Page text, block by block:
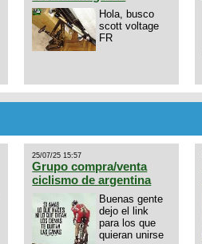
Hola, busco
scott voltage
FR
25/07/25 15:57
Grupo compra/venta
ciclismo de argentina
Buenas gente
dejo el link
para los que
quieran unirse